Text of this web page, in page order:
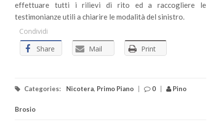
effettuare tutti i rilievi di rito ed a raccogliere le
testimonianze utili a chiarire le modalità del sinistro.
Condividi
Share
Mail Print
Categories: Nicotera, Primo Piano 0 Pino
Brosio